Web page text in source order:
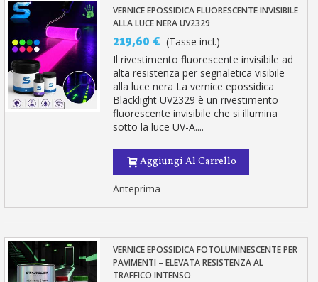
VERNICE EPOSSIDICA FLUORESCENTE INVISIBILE
ALLA LUCE NERA UV2329
219,60 € (Tasse incl.)
Il rivestimento fluorescente invisibile ad
alta resistenza per segnaletica visibile
alla luce nera La vernice epossidica
Blacklight UV2329 è un rivestimento
fluorescente invisibile che si illumina
sotto la luce UV-A....
Aggiungi Al Carrello
Anteprima
VERNICE EPOSSIDICA FOTOLUMINESCENTE PER
PAVIMENTI – ELEVATA RESISTENZA AL
TRAFFICO INTENSO